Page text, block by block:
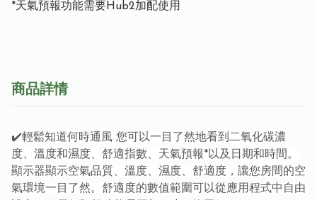
*天氣預報功能需要Hub2加配使用
商品詳情
✔️輕鬆知道何時通風 您可以一目了然地看到二氧化碳濃
度、溫度和濕度、舒適指數、天氣預報*以及日期和時間。
顯示器顯示空氣品質、溫度、濕度、舒適度，讓您房間的空
氣環境一目了然。舒適度的數值範圍可以從應用程式中自由